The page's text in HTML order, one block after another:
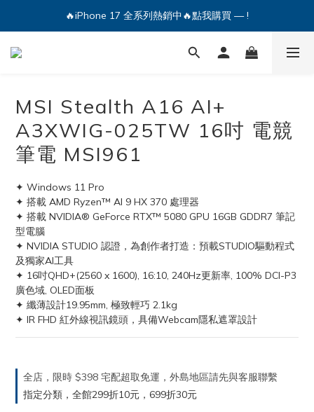
🔥iPhone 17 全系列熱銷中🔥點我購買 — !
🔥iPhone 17 全系列熱銷中🔥點我購買 — !
MSI Stealth A16 AI+
A3XWIG-025TW 16吋 電競
筆電 MSI961
✦ Windows 11 Pro
✦ 搭載 AMD Ryzen™ AI 9 HX 370 處理器
✦ 搭載 NVIDIA® GeForce RTX™ 5080 GPU 16GB GDDR7 筆記
型電腦
✦ NVIDIA STUDIO 認證，為創作者打造：預載STUDIO驅動程式
及獨家AI工具
✦ 16吋QHD+(2560 x 1600), 16:10, 240Hz更新率, 100% DCI-P3
廣色域, OLED面板
✦ 纖薄設計19.95mm, 極致輕巧 2.1kg
✦ IR FHD 紅外線視訊鏡頭，具備Webcam隱私遮罩設計
全店，限時 $398 宅配超取免運，外島地區請先與客服聯繫
指定分類，全館299折10元，699折30元